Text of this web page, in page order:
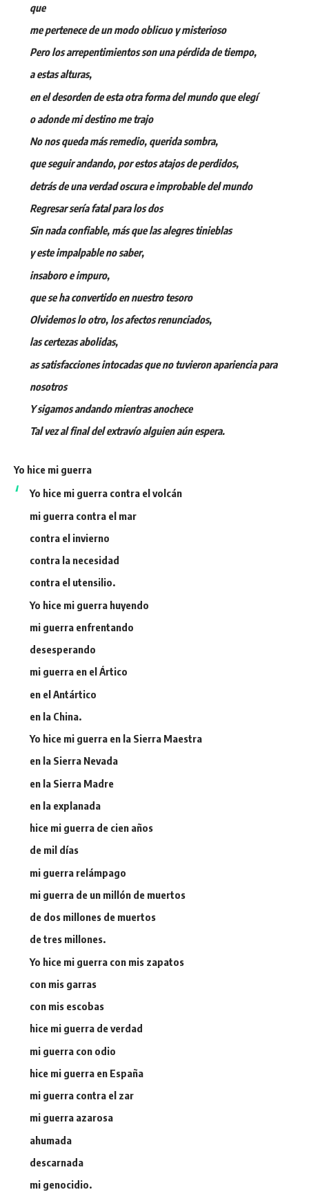
que
me pertenece de un modo oblicuo y misterioso
Pero los arrepentimientos son una pérdida de tiempo,
a estas alturas,
en el desorden de esta otra forma del mundo que elegí
o adonde mi destino me trajo
No nos queda más remedio, querida sombra,
que seguir andando, por estos atajos de perdidos,
detrás de una verdad oscura e improbable del mundo
Regresar sería fatal para los dos
Sin nada confiable, más que las alegres tinieblas
y este impalpable no saber,
insaboro e impuro,
que se ha convertido en nuestro tesoro
Olvidemos lo otro, los afectos renunciados,
las certezas abolidas,
as satisfacciones intocadas que no tuvieron apariencia para
nosotros
Y sigamos andando mientras anochece
Tal vez al final del extravío alguien aún espera.
Yo hice mi guerra
Yo hice mi guerra contra el volcán
mi guerra contra el mar
contra el invierno
contra la necesidad
contra el utensilio.
Yo hice mi guerra huyendo
mi guerra enfrentando
desesperando
mi guerra en el Ártico
en el Antártico
en la China.
Yo hice mi guerra en la Sierra Maestra
en la Sierra Nevada
en la Sierra Madre
en la explanada
hice mi guerra de cien años
de mil días
mi guerra relámpago
mi guerra de un millón de muertos
de dos millones de muertos
de tres millones.
Yo hice mi guerra con mis zapatos
con mis garras
con mis escobas
hice mi guerra de verdad
mi guerra con odio
hice mi guerra en España
mi guerra contra el zar
mi guerra azarosa
ahumada
descarnada
mi genocidio.